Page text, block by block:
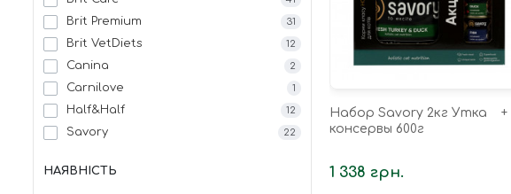
Brit Premium 31
Brit VetDiets 12
Canina 2
Carnilove 1
Half&Half 12
Savory 22
НАЯВНІСТЬ
Набор Savory 2кг Утка +
консервы 600г
1 338 грн.